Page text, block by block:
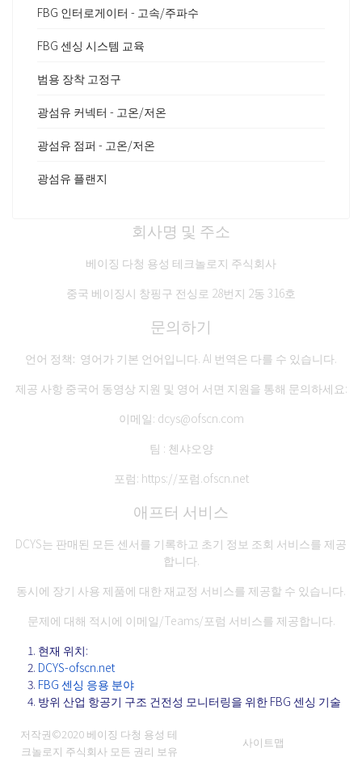
FBG 인터로게이터 - 고속/주파수
FBG 센싱 시스템 교육
범용 장착 고정구
광섬유 커넥터 - 고온/저온
광섬유 점퍼 - 고온/저온
광섬유 플랜지
회사명 및 주소
베이징 다청 용성 테크놀로지 주식회사
중국 베이징시 창핑구 전싱로 28번지 2동 316호
문의하기
언어 정책: 영어가 기본 언어입니다. AI 번역은 다를 수 있습니다.
제공 사항 중국어 동영상 지원 및 영어 서면 지원을 통해 문의하세요:
이메일: dcys@ofscn.com
팀 : 첸샤오양
포럼: https://포럼.ofscn.net
애프터 서비스
DCYS는 판매된 모든 센서를 기록하고 초기 정보 조회 서비스를 제공
합니다.
동시에 장기 사용 제품에 대한 재교정 서비스를 제공할 수 있습니다.
문제에 대해 적시에 이메일/Teams/포럼 서비스를 제공합니다.
현재 위치:
DCYS-ofscn.net
FBG 센싱 응용 분야
방위 산업 항공기 구조 건전성 모니터링을 위한 FBG 센싱 기술
저작권©2020 베이징 다청 용성 테
크놀로지 주식회사모든 권리 보유
사이트맵